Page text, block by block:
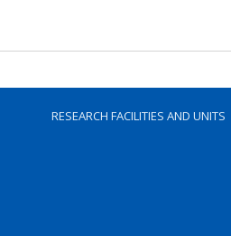
RESEARCH FACILITIES AND UNITS